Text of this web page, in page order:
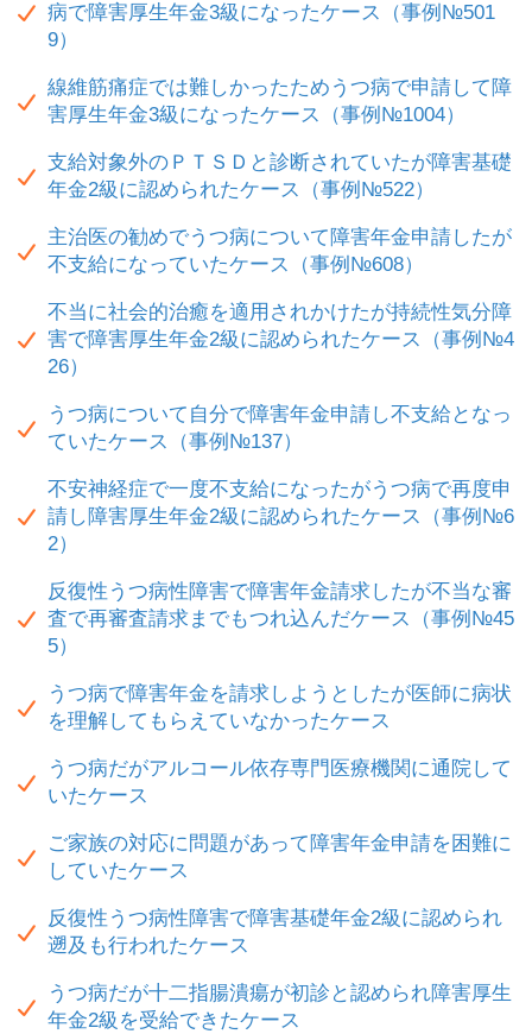
病で障害厚生年金3級になったケース（事例№501
9）
線維筋痛症では難しかったためうつ病で申請して障
害厚生年金3級になったケース（事例№1004）
支給対象外のＰＴＳＤと診断されていたが障害基礎
年金2級に認められたケース（事例№522）
主治医の勧めでうつ病について障害年金申請したが
不支給になっていたケース（事例№608）
不当に社会的治癒を適用されかけたが持続性気分障
害で障害厚生年金2級に認められたケース（事例№4
26）
うつ病について自分で障害年金申請し不支給となっ
ていたケース（事例№137）
不安神経症で一度不支給になったがうつ病で再度申
請し障害厚生年金2級に認められたケース（事例№6
2）
反復性うつ病性障害で障害年金請求したが不当な審
査で再審査請求までもつれ込んだケース（事例№45
5）
うつ病で障害年金を請求しようとしたが医師に病状
を理解してもらえていなかったケース
うつ病だがアルコール依存専門医療機関に通院して
いたケース
ご家族の対応に問題があって障害年金申請を困難に
していたケース
反復性うつ病性障害で障害基礎年金2級に認められ
遡及も行われたケース
うつ病だが十二指腸潰瘍が初診と認められ障害厚生
年金2級を受給できたケース